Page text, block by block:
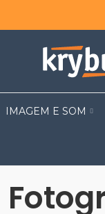
IMAGEM E SOM